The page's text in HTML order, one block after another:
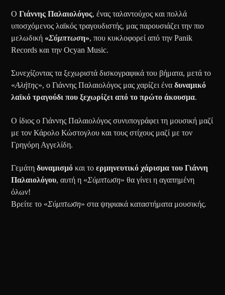
Ο Γιάννης Παλαιολόγος, ένας ταλαντούχος και πολλά
υποσχόμενος λαϊκός τραγουδιστής, μας παρουσιάζει την πιο
μελωδική «Σύμπτωση», που κυκλοφορεί από την Panik
Records και την Ocyan Music.
Συνεχίζοντας τα ξεχωριστά δισκογραφικά του βήματα, μετά το
«Αλήτης», ο Γιάννης Παλαιολόγος μας χαρίζει έναδυναμικό
λαϊκό τραγούδι που ξεχωρίζει από το πρώτο άκουσμα.
Ο ίδιος ο Γιάννης Παλαιολόγος συνυπογράφει τη μουσική μαζί
με τον Κάρολο Κώστογλου και τους στίχους μαζί με τον
Γρηγόρη Αγγελίδη.
Γεμάτη δυναμισμόκαι το ερμηνευτικό χάρισμα του Γιάννη
Παλαιολόγου, αυτή η «Σύμπτωση» θα γίνει η αγαπημένη
όλων!
Βρείτε το «Σύμπτωση» στα ψηφιακά καταστήματα μουσικής.